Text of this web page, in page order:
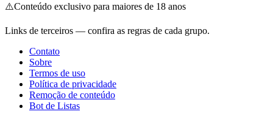
⚠️Conteúdo exclusivo para maiores de 18 anos
Links de terceiros — confira as regras de cada grupo.
Contato
Sobre
Termos de uso
Política de privacidade
Remoção de conteúdo
Bot de Listas